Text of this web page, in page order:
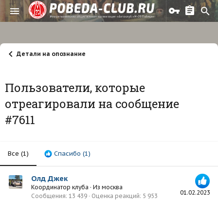
Детали на опознание
Пользователи, которые
отреагировали на сообщение
#7611
Все (1) Спасибо (1)
01.02.2023
Олд Джек
Координатор клуба · Из москва
Сообщения 13 439 Оценка реакций 5 953